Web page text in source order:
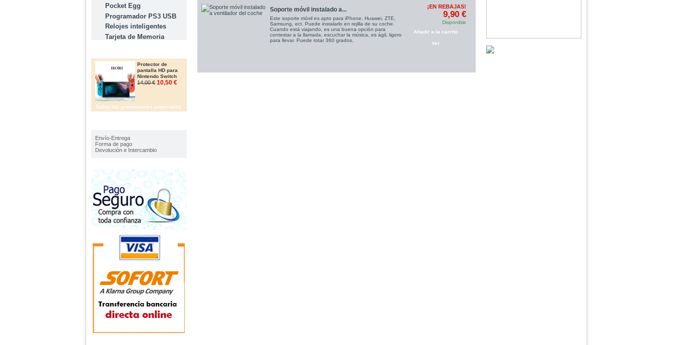
Pocket Egg
Programador PS3 USB
Relojes inteligentes
Tarjeta de Memoria
Protector de
pantalla HD para
Nintendo Switch
14,00 € 10,50 €
Todas los promociones especiales
Envío-Entrega
Forma de pago
Devolución e Intercambio
Soporte móvil instalado a...
Este soporte móvil es apto para iPhone, Huawei, ZTE,
Samsung, ect. Puede instalarlo en rejilla de su coche.
Cuando está viajando, es una buena opción para
contestar a la llamada, escuchar la música, es ágil, ligero
para llevar. Puede rotar 360 grados.
¡EN REBAJAS!
9,90 €
Disponible
Añadir a la carrito
Ver